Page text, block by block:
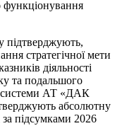
функціонування
підтверджують,
стратегічної мети
діяльності
та подальшого
системи АТ «ДАК
абсолютну
підсумками 2026